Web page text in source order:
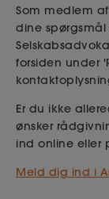
Som medlem
dine spørgsmål
forsiden under
Er du ikke
ønsker
ind online eller
Meld dig ind i